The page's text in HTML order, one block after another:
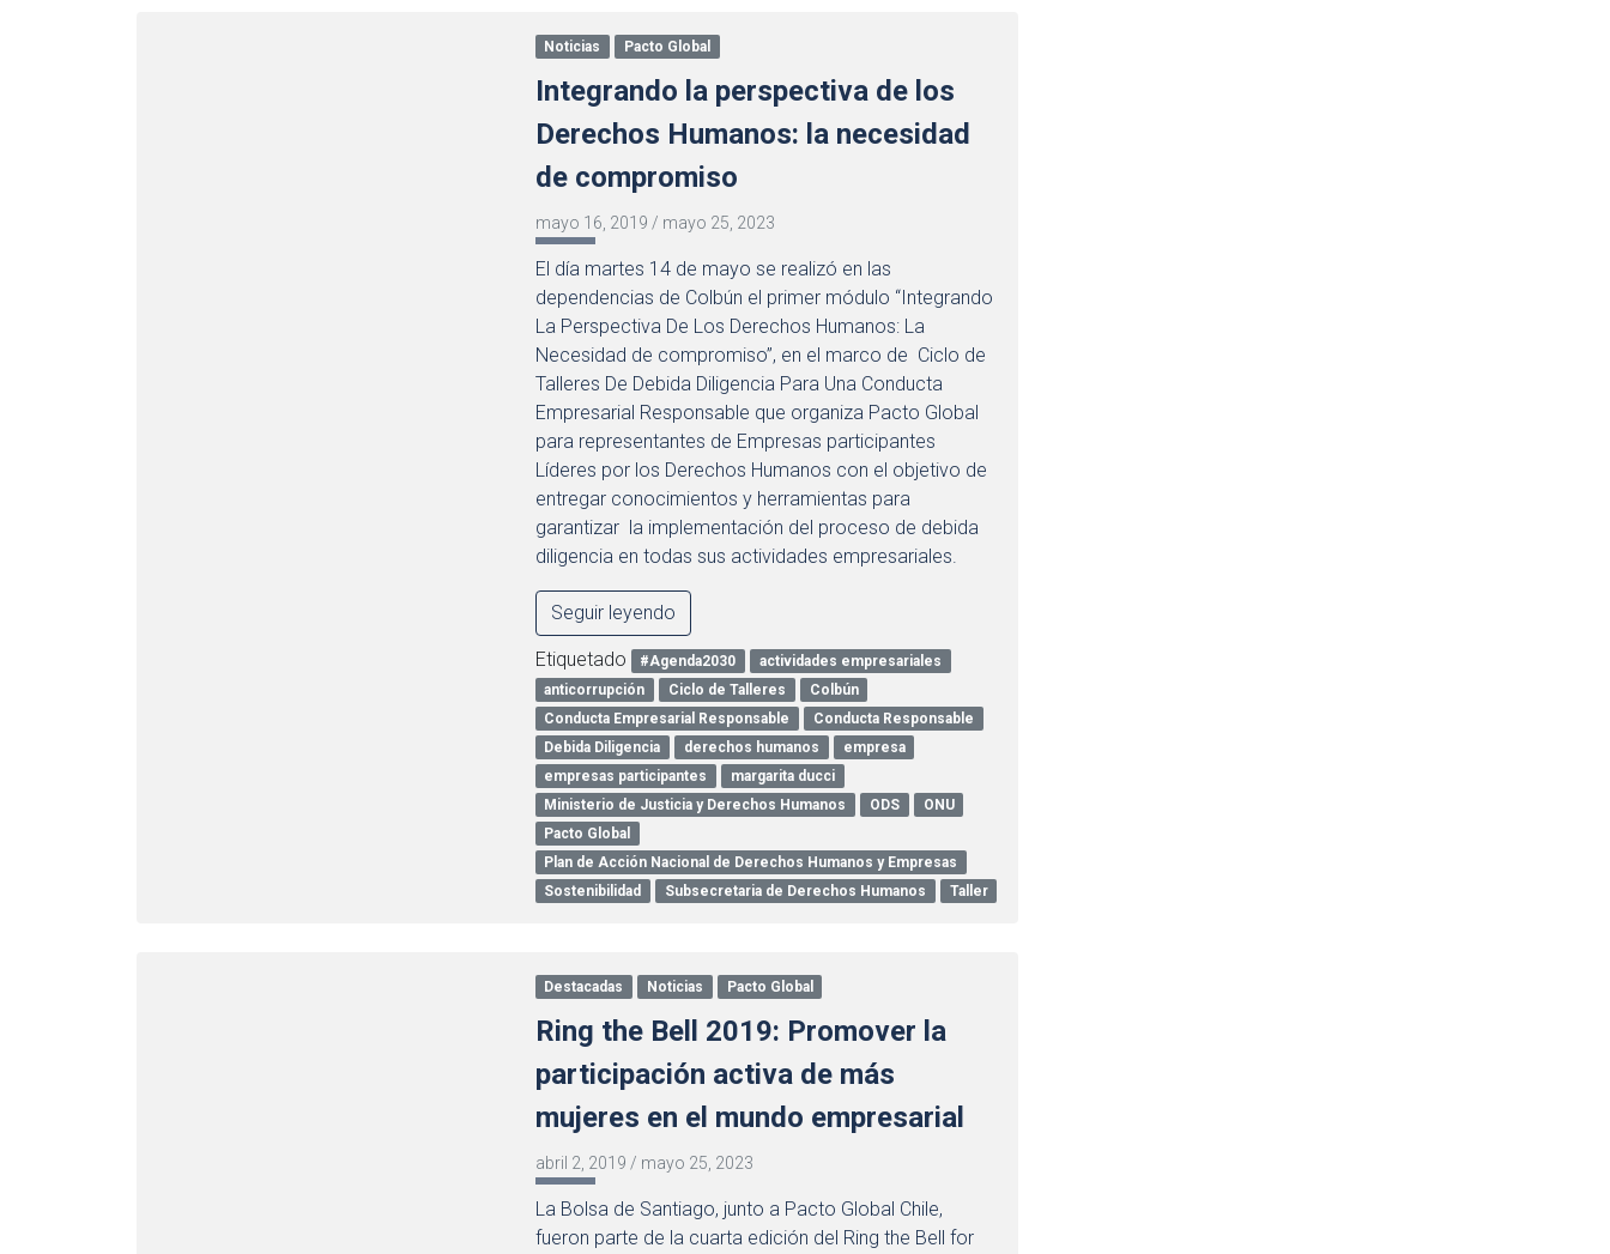
Noticias Pacto Global
Integrando la perspectiva de los
Derechos Humanos: la necesidad
de compromiso
mayo 16, 2019 / mayo 25, 2023
El día martes 14 de mayo se realizó en las
dependencias de Colbún el primer módulo “Integrando
La Perspectiva De Los Derechos Humanos: La
Necesidad de compromiso”, en el marco de Ciclo de
Talleres De Debida Diligencia Para Una Conducta
Empresarial Responsable que organiza Pacto Global
para representantes de Empresas participantes
Líderes por los Derechos Humanos con el objetivo de
entregar conocimientos y herramientas para
garantizar la implementación del proceso de debida
diligencia en todas sus actividades empresariales.
Seguir leyendo
Etiquetado #Agenda2030
actividades empresariales
anticorrupción
Ciclo de Talleres
Colbún
Conducta Empresarial Responsable
Conducta Responsable
Debida Diligencia
derechos humanos
empresa
empresas participantes
margarita ducci
Ministerio de Justicia y Derechos Humanos
ODS
ONU
Pacto Global
Plan de Acción Nacional de Derechos Humanos y Empresas
Sostenibilidad
Subsecretaria de Derechos Humanos Taller
Destacadas Noticias Pacto Global
Ring the Bell 2019: Promover la
participación activa de más
mujeres en el mundo empresarial
abril 2, 2019 / mayo 25, 2023
La Bolsa de Santiago, junto a Pacto Global Chile,
fueron parte de la cuarta edición del Ring the Bell for